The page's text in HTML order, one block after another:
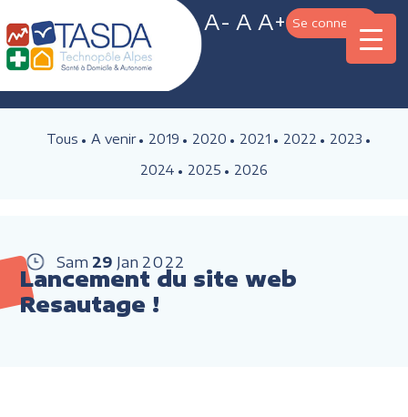
A- A A+ Se connecter
Tous A venir 2019 2020 2021 2022
2023
2024
2025 2026
Sam 29 Jan 2022
Lancement du site web
Resautage !